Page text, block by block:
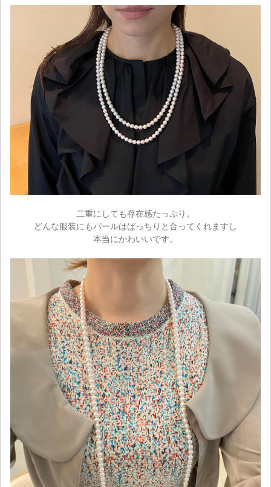
二重にしても存在感たっぷり。
どんな服装にもパールはばっちりと合ってくれますし
本当にかわいいです。
カートを見る
お買い物を続ける